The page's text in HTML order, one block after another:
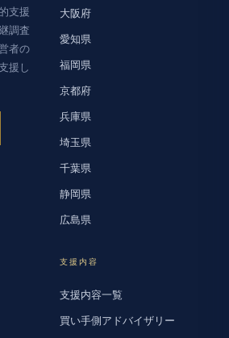
支援
調査
者の
援し
大阪府
愛知県
福岡県
京都府
兵庫県
埼玉県
千葉県
静岡県
広島県
支援内容
支援内容一覧
買い手側アドバイザリー